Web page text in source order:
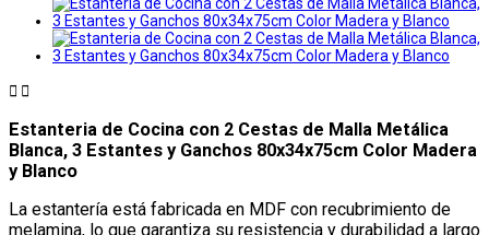
 
Estanteria de Cocina con 2 Cestas de Malla Metálica
Blanca, 3 Estantes y Ganchos 80x34x75cm Color Madera
y Blanco
La estantería está fabricada en MDF con recubrimiento de
melamina, lo que garantiza su resistencia y durabilidad a largo